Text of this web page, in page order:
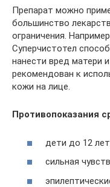
Препарат можно
большинство
ограничения.
Суперчистотел
нанести вред матери
рекомендован к
кожи на лице.
Противопоказания
дети до 12
сильная